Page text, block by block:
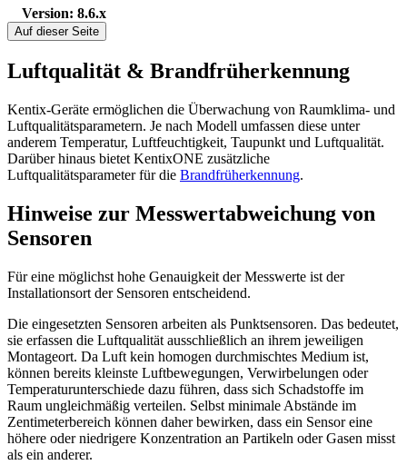
Version: 8.6.x
Auf dieser Seite
Luftqualität & Brandfrüherkennung
Kentix-Geräte ermöglichen die Überwachung von Raumklima- und
Luftqualitätsparametern. Je nach Modell umfassen diese unter
anderem Temperatur, Luftfeuchtigkeit, Taupunkt und Luftqualität.
Darüber hinaus bietet KentixONE zusätzliche
Luftqualitätsparameter für die Brandfrüherkennung.
Hinweise zur Messwertabweichung von
Sensoren
Für eine möglichst hohe Genauigkeit der Messwerte ist der
Installationsort der Sensoren entscheidend.
Die eingesetzten Sensoren arbeiten als Punktsensoren. Das bedeutet,
sie erfassen die Luftqualität ausschließlich an ihrem jeweiligen
Montageort. Da Luft kein homogen durchmischtes Medium ist,
können bereits kleinste Luftbewegungen, Verwirbelungen oder
Temperaturunterschiede dazu führen, dass sich Schadstoffe im
Raum ungleichmäßig verteilen. Selbst minimale Abstände im
Zentimeterbereich können daher bewirken, dass ein Sensor eine
höhere oder niedrigere Konzentration an Partikeln oder Gasen misst
als ein anderer.